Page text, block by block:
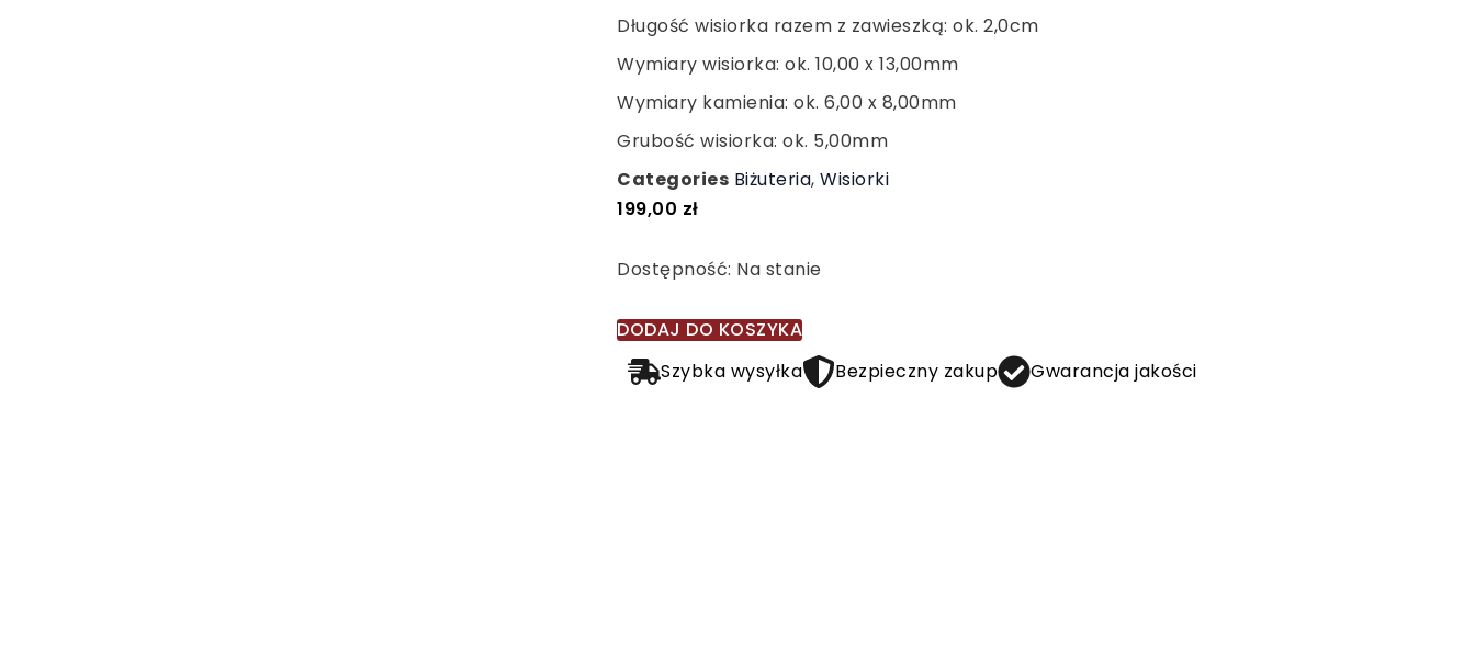
Długość wisiorka razem z zawieszką: ok. 2,0cm
Wymiary wisiorka: ok. 10,00 x 13,00mm
Wymiary kamienia: ok. 6,00 x 8,00mm
Grubość wisiorka: ok. 5,00mm
Categories Biżuteria, Wisiorki
199,00 zł
Dostępność: Na stanie
ilość
wisiorek
szafirem
DODAJ DO KOSZYKA
Szybka wysyłka
Bezpieczny zakup Gwarancja jakości